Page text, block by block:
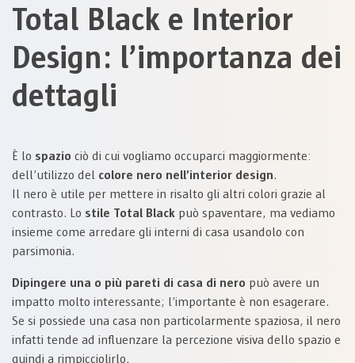
Total Black e Interior
Design: l’importanza dei
dettagli
È lo spazio ciò di cui vogliamo occuparci maggiormente:
dell’utilizzo del colore nero nell’interior design.
Il nero è utile per mettere in risalto gli altri colori grazie al
contrasto. Lo stile Total Black può spaventare, ma vediamo
insieme come arredare gli interni di casa usandolo con
parsimonia.
Dipingere una o più pareti di casa di nero può avere un
impatto molto interessante; l’importante è non esagerare.
Se si possiede una casa non particolarmente spaziosa, il nero
infatti tende ad influenzare la percezione visiva dello spazio e
quindi a rimpicciolirlo.